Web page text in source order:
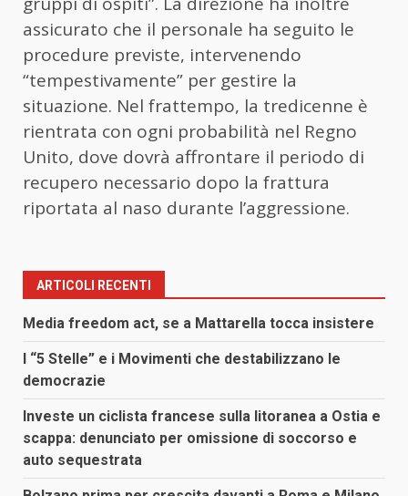
assicurato che il personale ha seguito le
procedure previste, intervenendo
“tempestivamente” per gestire la
situazione. Nel frattempo, la tredicenne è
rientrata con ogni probabilità nel Regno
Unito, dove dovrà affrontare il periodo di
recupero necessario dopo la frattura
riportata al naso durante l’aggressione.
ARTICOLI RECENTI
Media freedom act, se a Mattarella tocca insistere
I “5 Stelle” e i Movimenti che destabilizzano le
democrazie
Investe un ciclista francese sulla litoranea a Ostia e
scappa: denunciato per omissione di soccorso e
auto sequestrata